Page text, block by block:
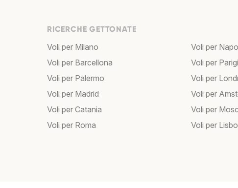
RICERCHE GETTONATE
Voli per Milano
Voli per Barcellona
Voli per Palermo
Voli per Madrid
Voli per Catania
Voli per Roma
Voli per
Voli per Parigi
Voli per
Voli per
Voli per
Voli per